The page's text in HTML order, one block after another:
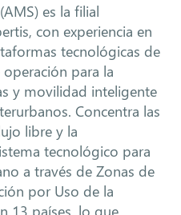
es la filial
con experiencia en
tecnológicas de
para la
y movilidad inteligente
Concentra las
libre y la
tecnológico para
a través de Zonas de
por Uso de la
13 países, lo que